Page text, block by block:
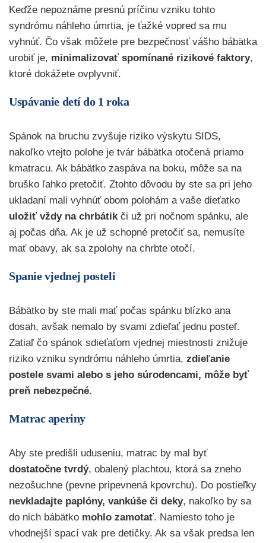
Keďže nepoznáme presnú príčinu vzniku tohto
syndrómu náhleho úmrtia, je ťažké vopred sa mu
vyhnúť. Čo však môžete pre bezpečnosť vášho bábätka
urobiť je, minimalizovať spomínané rizikové faktory,
ktoré dokážete ovplyvniť.
Uspávanie detí do 1 roka
Spánok na bruchu zvyšuje riziko výskytu SIDS,
nakoľko vtejto polohe je tvár bábätka otočená priamo
kmatracu. Ak bábätko zaspáva na boku, môže sa na
bruško ľahko pretočiť. Ztohto dôvodu by ste sa pri jeho
ukladaní mali vyhnúť obom polohám a vaše dieťatko
uložiť vždy na chrbátikči už pri nočnom spánku, ale
aj počas dňa. Ak je už schopné pretočiť sa, nemusíte
mať obavy, ak sa zpolohy na chrbte otočí.
Spanie vjednej posteli
Bábätko by ste mali mať počas spánku blízko ana
dosah, avšak nemalo by svami zdieľať jednu posteľ.
Zatiaľ čo spánok sdieťaťom vjednej miestnosti znižuje
riziko vzniku syndrómu náhleho úmrtia, zdieľanie
postele svami alebo s jeho súrodencami, môže byť
preň nebezpečné.
Matrac aperiny
Aby ste predišli uduseniu, matrac by mal byť
dostatočne tvrdý, obalený plachtou, ktorá sa zneho
nezošuchne (pevne pripevnená kpovrchu). Do postieľky
nevkladajte paplóny, vankúše či deky, nakoľko by sa
do nich bábätko mohlo zamotať. Namiesto toho je
vhodnejší spací vak pre detičky. Ak sa však predsa len